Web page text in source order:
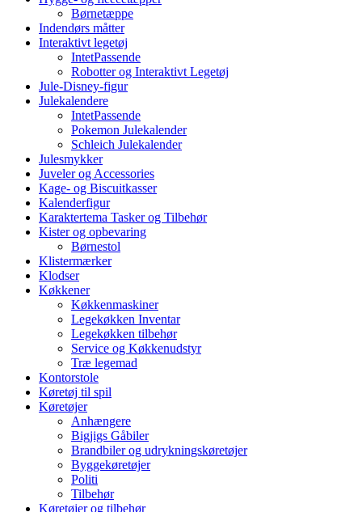
Børnetæppe
Indendørs måtter
Interaktivt legetøj
IntetPassende
Robotter og Interaktivt Legetøj
Jule-Disney-figur
Julekalendere
IntetPassende
Pokemon Julekalender
Schleich Julekalender
Julesmykker
Juveler og Accessories
Kage- og Biscuitkasser
Kalenderfigur
Karaktertema Tasker og Tilbehør
Kister og opbevaring
Børnestol
Klistermærker
Klodser
Køkkener
Køkkenmaskiner
Legekøkken Inventar
Legekøkken tilbehør
Service og Køkkenudstyr
Træ legemad
Kontorstole
Køretøj til spil
Køretøjer
Anhængere
Bigjigs Gåbiler
Brandbiler og udrykningskøretøjer
Byggekøretøjer
Politi
Tilbehør
Køretøjer og tilbehør